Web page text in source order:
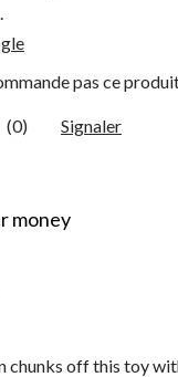
pas ce
(0) Signaler
money
chunks off this toy